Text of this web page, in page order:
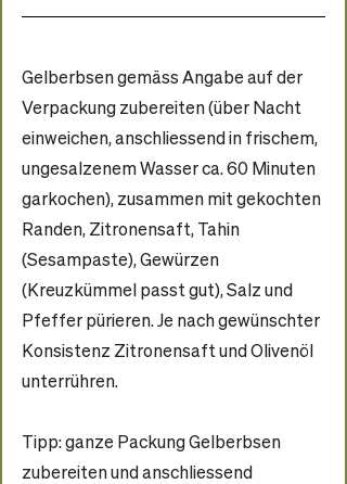
Gelberbsen gemäss Angabe auf der
Verpackung zubereiten (über Nacht
einweichen, anschliessend in frischem,
ungesalzenem Wasser ca. 60 Minuten
garkochen), zusammen mit gekochten
Randen, Zitronensaft, Tahin
(Sesampaste), Gewürzen
(Kreuzkümmel passt gut), Salz und
Pfeffer pürieren. Je nach gewünschter
Konsistenz Zitronensaft und Olivenöl
unterrühren.
Tipp: ganze Packung Gelberbsen
zubereiten und anschliessend